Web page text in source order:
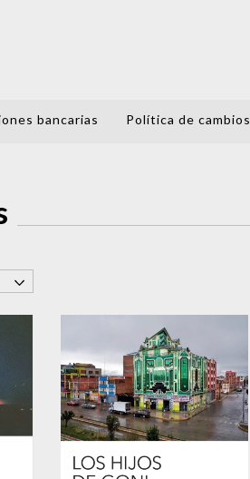
bancarias Política de cambios